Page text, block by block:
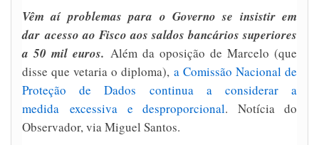
Vêm aí problemas para o Governo se insistir em
dar acesso ao Fisco aos saldos bancários superiores
a 50 mil euros. Além da oposição de Marcelo (que
disse que vetaria o diploma),a Comissão Nacional de
Proteção de Dados continua a considerar a
medida excessiva e desproporcional. Notícia do
Observador, via Miguel Santos.